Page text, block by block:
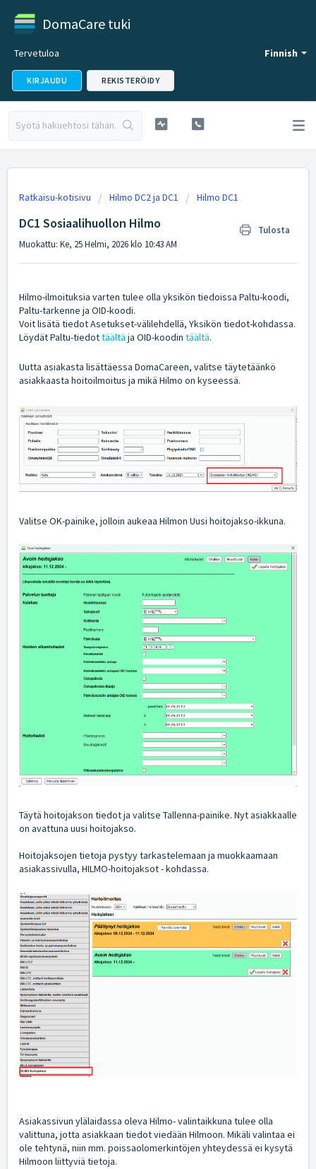
DomaCare tuki
Finnish
Tervetuloa
KIRJAUDU REKISTERÖIDY
Ratkaisu-kotisivu Hilmo DC2 ja DC1 Hilmo DC1
DC1 Sosiaalihuollon Hilmo
Tulosta
Muokattu: Ke, 25 Helmi, 2026 klo 10:43 AM
Hilmo-ilmoituksia varten tulee olla yksikön tiedoissa Paltu-koodi,
Paltu-tarkenne ja OID-koodi.
Voit lisätä tiedot Asetukset-välilehdellä, Yksikön tiedot-kohdassa.
Löydät Paltu-tiedottäältä ja OID-koodin täältä.
Uutta asiakasta lisättäessa DomaCareen, valitse täytetäänkö
asiakkaasta hoitoilmoitus ja mikä Hilmo on kyseessä.
Valitse OK-painike, jolloin aukeaa Hilmon Uusi hoitojakso-ikkuna.
Täytä hoitojakson tiedot ja valitse Tallenna-painike. Nyt asiakkaalle
on avattuna uusi hoitojakso.
Hoitojaksojen tietoja pystyy tarkastelemaan ja muokkaamaan
asiakassivulla, HILMO-hoitojaksot - kohdassa.
Asiakassivun ylälaidassa oleva Hilmo- valintaikkuna tulee olla
valittuna, jotta asiakkaan tiedot viedään Hilmoon. Mikäli valintaa ei
ole tehtynä, niin mm. poissaolomerkintöjen yhteydessä ei kysytä
Hilmoon liittyviä tietoja.